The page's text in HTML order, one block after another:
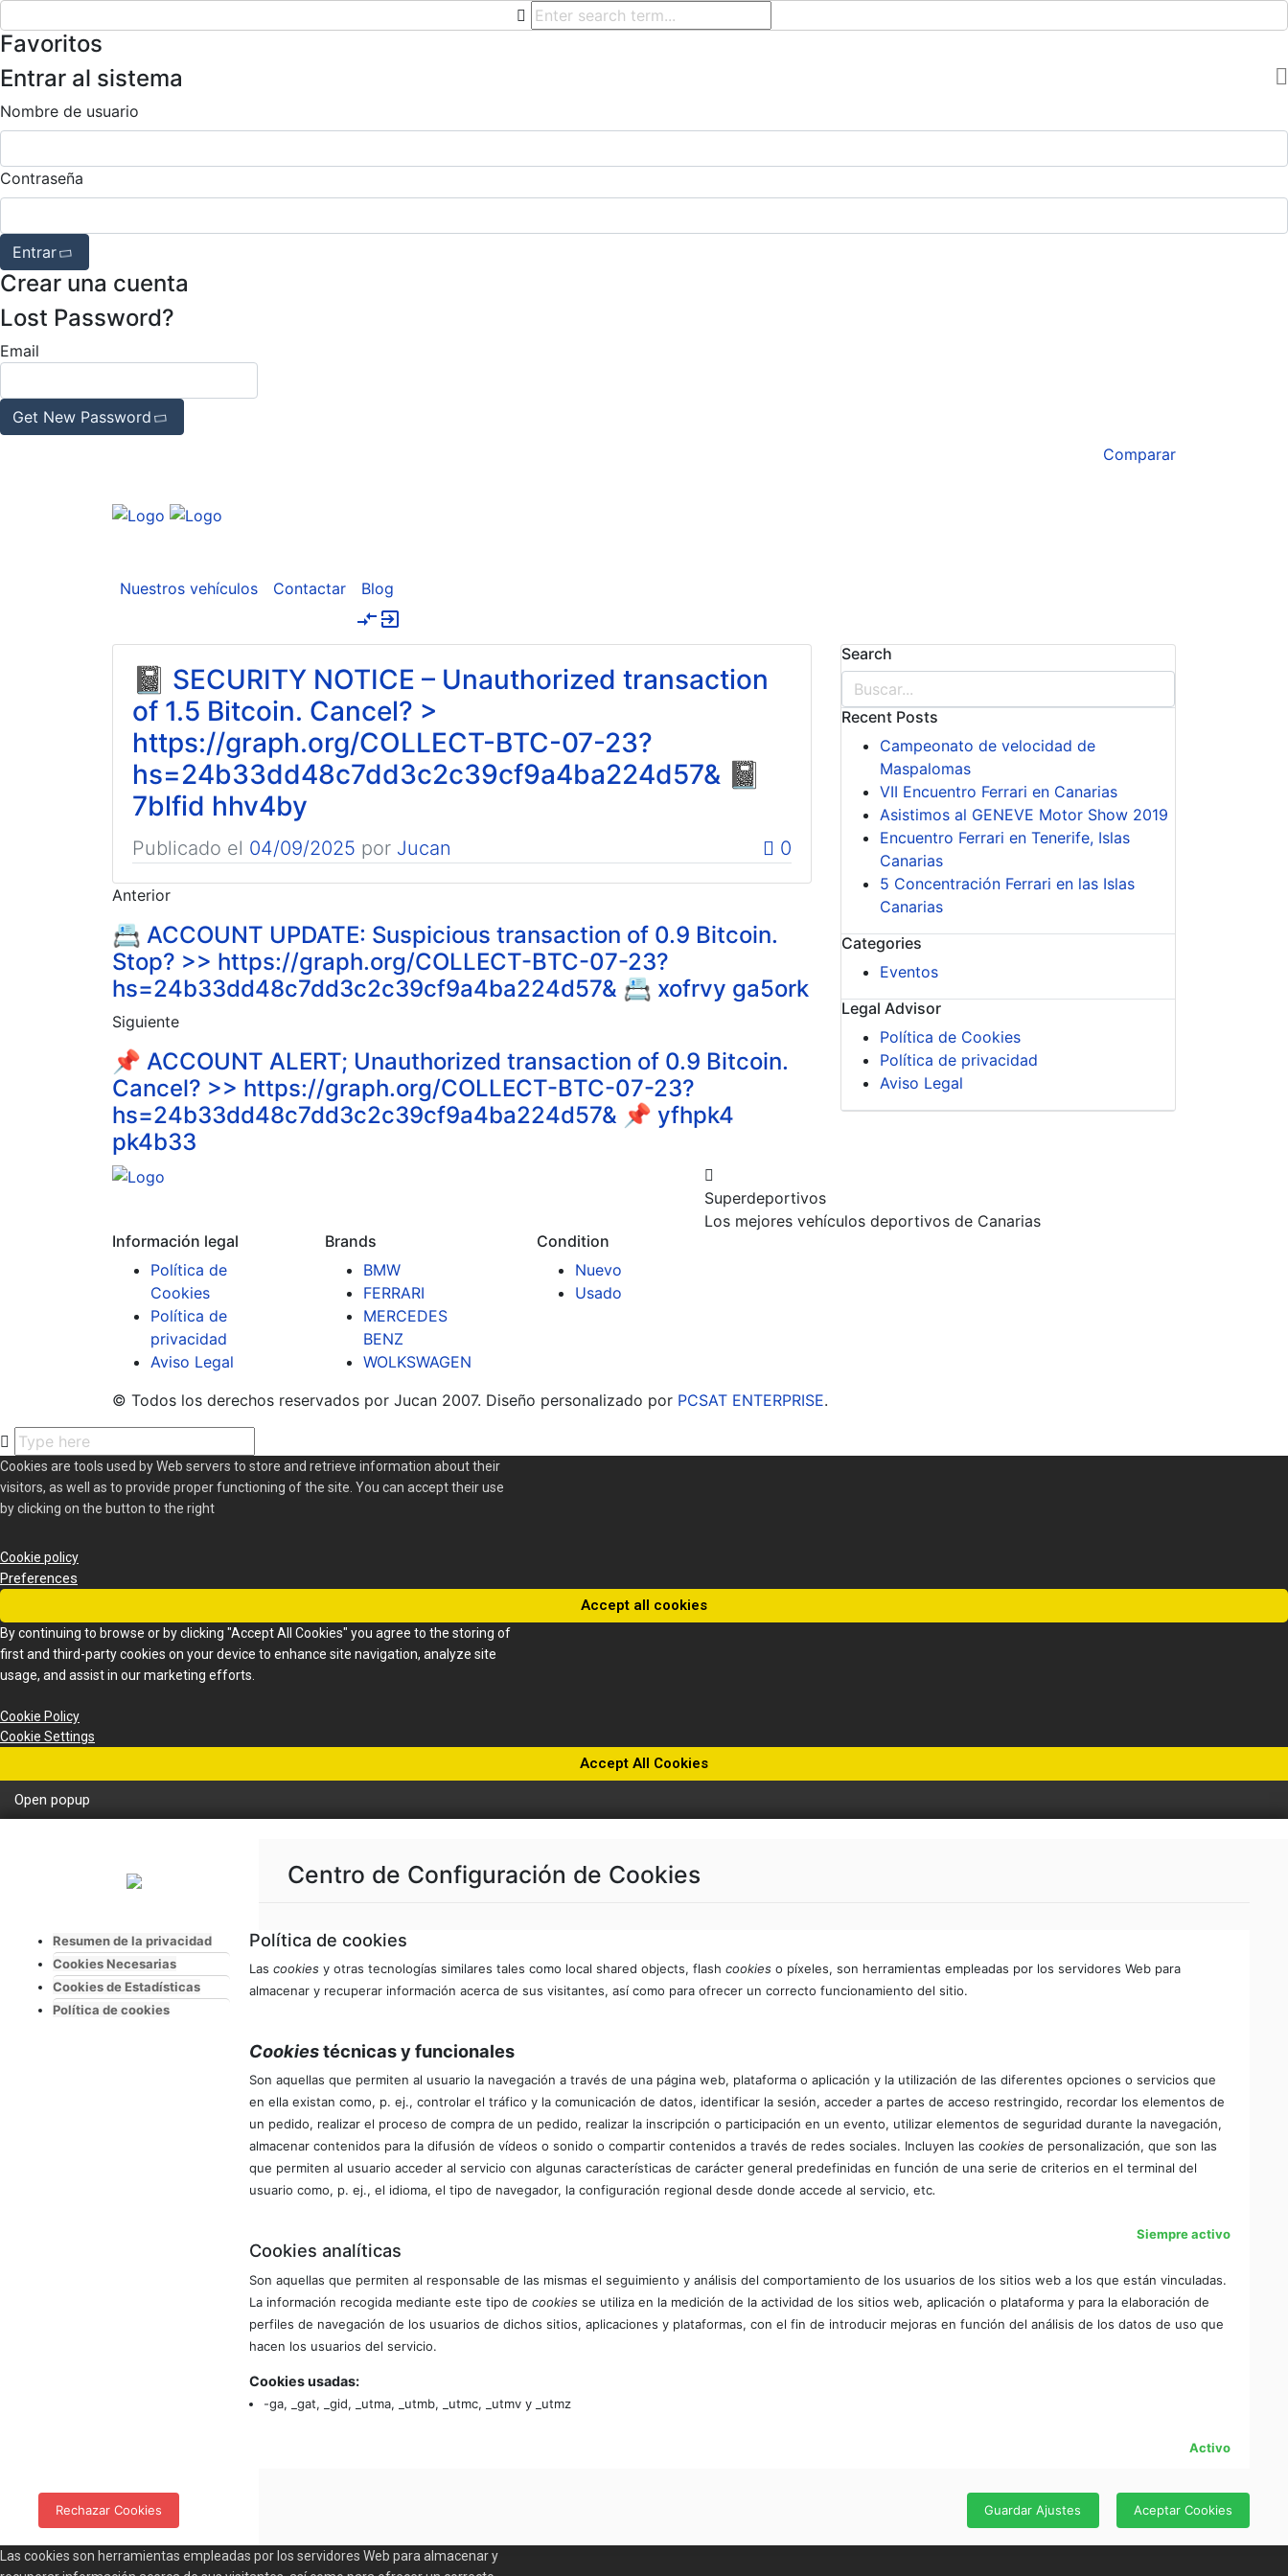
Favoritos
Entrar al sistema
Nombre de usuario
Contraseña
Entrar
Crear una cuenta
Lost Password?
Email
Get New Password
Comparar
Nuestros vehículos Contactar Blog
compare_arrows exit_to_app
📓 SECURITY NOTICE – Unauthorized transaction
of 1.5 Bitcoin. Cancel? >
https://graph.org/COLLECT-BTC-07-23?
hs=24b33dd48c7dd3c2c39cf9a4ba224d57& 📓
7blfid hhv4by
Publicado el 04/09/2025 por Jucan 0
Anterior
📇 ACCOUNT UPDATE: Suspicious transaction of 0.9 Bitcoin.
Stop? >> https://graph.org/COLLECT-BTC-07-23?
hs=24b33dd48c7dd3c2c39cf9a4ba224d57& 📇 xofrvy ga5ork
Siguiente
📌 ACCOUNT ALERT; Unauthorized transaction of 0.9 Bitcoin.
Cancel? >> https://graph.org/COLLECT-BTC-07-23?
hs=24b33dd48c7dd3c2c39cf9a4ba224d57& 📌 yfhpk4
pk4b33
Search
Recent Posts
Campeonato de velocidad de
Maspalomas
VII Encuentro Ferrari en Canarias
Asistimos al GENEVE Motor Show 2019
Encuentro Ferrari en Tenerife, Islas
Canarias
5 Concentración Ferrari en las Islas
Canarias
Categories
Eventos
Legal Advisor
Política de Cookies
Política de privacidad
Aviso Legal
Superdeportivos
Los mejores vehículos deportivos de Canarias
Información legal
Política de
Cookies
Política de
privacidad
Aviso Legal
Brands
BMW
FERRARI
MERCEDES
BENZ
WOLKSWAGEN
Condition
Nuevo
Usado
© Todos los derechos reservados por Jucan 2007. Diseño personalizado por PCSAT ENTERPRISE.
Cookies are tools used by Web servers to store and retrieve information about their
visitors, as well as to provide proper functioning of the site. You can accept their use
by clicking on the button to the right
Cookie policy
Preferences
Accept all cookies
By continuing to browse or by clicking "Accept All Cookies" you agree to the storing of
first and third-party cookies on your device to enhance site navigation, analyze site
usage, and assist in our marketing efforts.
Cookie Policy
Cookie Settings
Accept All Cookies
Open popup
Centro de Configuración de Cookies
Resumen de la privacidad
Cookies Necesarias
Cookies de Estadísticas
Política de cookies
Política de cookies
Las cookies y otras tecnologías similares tales como local shared objects, flash cookies o píxeles, son herramientas empleadas por los servidores Web para
almacenar y recuperar información acerca de sus visitantes, así como para ofrecer un correcto funcionamiento del sitio.
Cookiestécnicas y funcionales
Son aquellas que permiten al usuario la navegación a través de una página web, plataforma o aplicación y la utilización de las diferentes opciones o servicios que
en ella existan como, p. ej., controlar el tráfico y la comunicación de datos, identificar la sesión, acceder a partes de acceso restringido, recordar los elementos de
un pedido, realizar el proceso de compra de un pedido, realizar la inscripción o participación en un evento, utilizar elementos de seguridad durante la navegación,
almacenar contenidos para la difusión de vídeos o sonido o compartir contenidos a través de redes sociales. Incluyen las cookies de personalización, que son las
que permiten al usuario acceder al servicio con algunas características de carácter general predefinidas en función de una serie de criterios en el terminal del
usuario como, p. ej., el idioma, el tipo de navegador, la configuración regional desde donde accede al servicio, etc.
Siempre activo
Cookies analíticas
Son aquellas que permiten al responsable de las mismas el seguimiento y análisis del comportamiento de los usuarios de los sitios web a los que están vinculadas.
La información recogida mediante este tipo de cookies se utiliza en la medición de la actividad de los sitios web, aplicación o plataforma y para la elaboración de
perfiles de navegación de los usuarios de dichos sitios, aplicaciones y plataformas, con el fin de introducir mejoras en función del análisis de los datos de uso que
hacen los usuarios del servicio.
Cookies usadas:
-ga, _gat, _gid, _utma, _utmb, _utmc, _utmv y _utmz
Activo
Aceptar Cookies
Guardar Ajustes
Rechazar Cookies
Las cookies son herramientas empleadas por los servidores Web para almacenar y